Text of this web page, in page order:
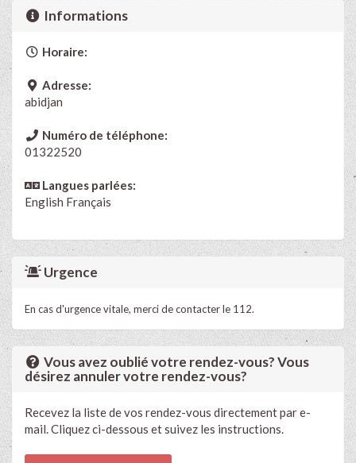
Informations
Horaire:
Adresse:
abidjan
Numéro de téléphone:
01322520
Langues parlées:
English Français
Urgence
En cas d'urgence vitale, merci de contacter le 112.
Vous avez oublié votre rendez-vous? Vous
désirez annuler votre rendez-vous?
Recevez la liste de vos rendez-vous directement par e-
mail. Cliquez ci-dessous et suivez les instructions.